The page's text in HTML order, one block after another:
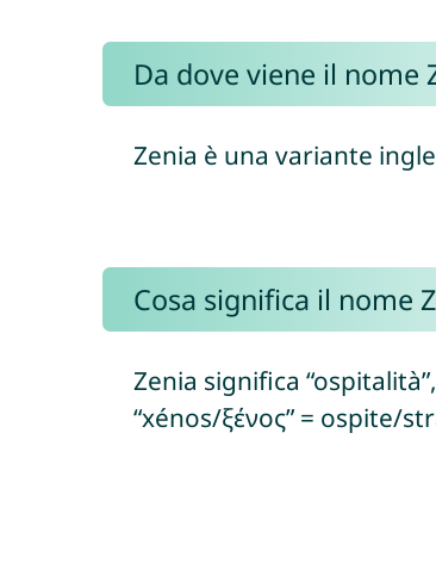
Da dove viene il nome
Zenia è una variante
Cosa significa il nome
Zenia significa
“xénos/ξένος” = ospite/